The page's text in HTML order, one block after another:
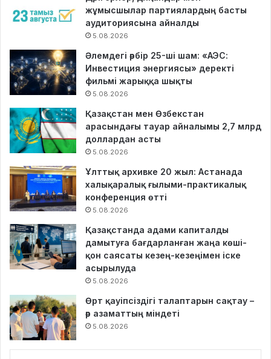
жұмысшылар партиялардың басты
аудиториясына айналды
5.08.2026
Әлемдегі әрбір 25-ші шам: «АЭС:
Инвестиция энергиясы» деректі
фильмі жарыққа шықты
5.08.2026
Қазақстан мен Өзбекстан
арасындағы тауар айналымы 2,7 млрд
доллардан асты
5.08.2026
Ұлттық архивке 20 жыл: Астанада
халықаралық ғылыми-практикалық
конференция өтті
5.08.2026
Қазақстанда адами капиталды
дамытуға бағдарланған жаңа көші-
қон саясаты кезең-кезеңімен іске
асырылуда
5.08.2026
Өрт қауіпсіздігі талаптарын сақтау –
әр азаматтың міндеті
5.08.2026